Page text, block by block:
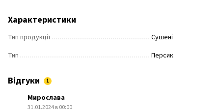
Характеристики
Тип продукції
Сушені
Тип
Персик
Відгуки 1
Мирослава
31.01.2024 в 00:00